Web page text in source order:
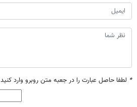
* لطفا حاصل عبارت را در جعبه متن روبرو وارد کنید